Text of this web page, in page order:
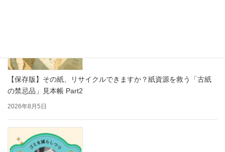
【保存版】その紙、リサイクルできますか？紙資源を救う「古紙
の禁忌品」見本帳 Part2
2026年8月5日